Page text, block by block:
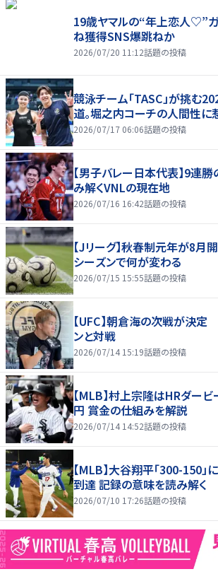
19歳ヤマルの“年上恋人♡”ガ
ね獲得SNS爆跳ねか
2026/07/20 11:12話題の投稿
競泳チーム「TASC」が挑む
道。堀之内コーチの人間性に
2026/07/17 06:06話題の投稿
【男子バレー日本代表】9連
み解くVNLの現在地
2026/07/16 16:42話題の投稿
【Jリーグ】秋春制元年が8月
シーズンで何が変わる
2026/07/15 15:55話題の投稿
【UFC】朝倉海の次戦が決
ンと対戦
2026/07/14 15:19話題の投稿
【MLB】村上宗隆はHRダー
円 賞金の仕組みを解説
2026/07/14 14:52話題の投稿
【MLB】大谷翔平「300-150
到達 記録の意味を読み解く
2026/07/10 17:26話題の投稿